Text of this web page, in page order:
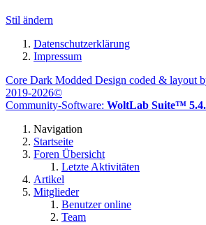
Stil ändern
Datenschutzerklärung
Impressum
Core Dark Modded Design coded & layout
2019-2026©
Community-Software: WoltLab Suite™
Navigation
Startseite
Foren Übersicht
Letzte Aktivitäten
Artikel
Mitglieder
Benutzer online
Team